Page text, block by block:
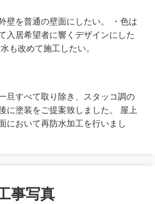
壁を普通の壁面にしたい。 ・色は
入居希望者に響くデザインにした
も改めて施工したい。
旦すべて取り除き、スタッコ調の
に塗装をご提案致しました。 屋上
において再防水加工を行いまし
事写真